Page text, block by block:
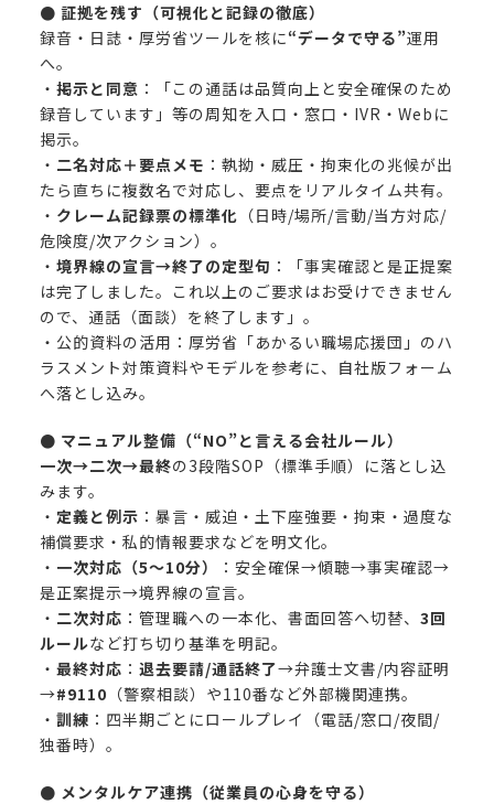
● 証拠を残す（可視化と記録の徹底）
録音・日誌・厚労省ツールを核に“データで守る”運用
へ。
・ 掲示と同意 ：「この通話は品質向上と安全確保のため
録音しています」等の周知を入口・窓口・IVR・Webに
掲示。
・ 二名対応＋要点メモ ：執拗・威圧・拘束化の兆候が出
たら直ちに複数名で対応し、要点をリアルタイム共有。
・ クレーム記録票の標準化 （日時/場所/言動/当方対応/
危険度/次アクション）。
・ 境界線の宣言→終了の定型句 ：「事実確認と是正提案
は完了しました。これ以上のご要求はお受けできません
ので、通話（面談）を終了します」。
・公的資料の活用： 厚労省「あかるい職場応援団」 のハ
ラスメント対策資料やモデルを参考に、自社版フォーム
へ落とし込み。
● マニュアル整備（“NO”と言える会社ルール）
一次→二次→最終の3段階SOP（標準手順）に落とし込
みます。
・ 定義と例示 ：暴言・威迫・土下座強要・拘束・過度な
補償要求・私的情報要求などを明文化。
・ 一次対応（5～10分）
：安全確保→傾聴→事実確認→
是正案提示→境界線の宣言。
・ 二次対応 ：管理職への一本化、書面回答へ切替、 3回
ルールなど打ち切り基準を明記。
・ 最終対応 ： 退去要請/通話終了→弁護士文書/内容証明
→#9110 （警察相談）や110番など外部機関連携。
・ 訓練 ：四半期ごとにロールプレイ（電話/窓口/夜間/
独番時）。
● メンタルケア連携（従業員の心身を守る）